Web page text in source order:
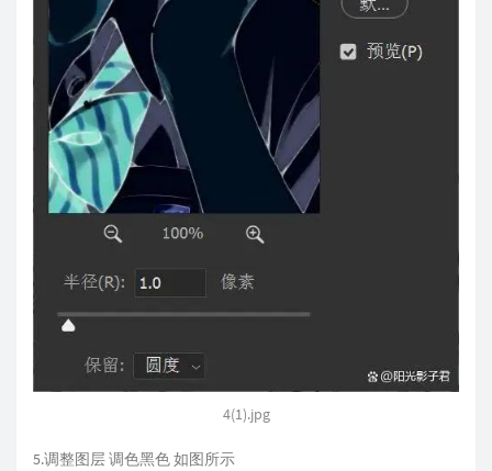
4(1).jpg
5.调整图层 调色黑色 如图所示